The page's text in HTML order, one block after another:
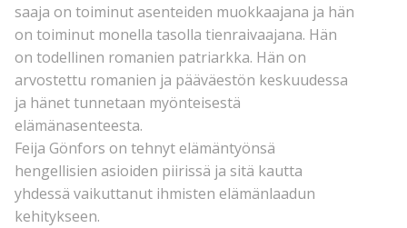
saaja on toiminut asenteiden muokkaajana ja hän
on toiminut monella tasolla tienraivaajana. Hän
on todellinen romanien patriarkka. Hän on
arvostettu romanien ja pääväestön keskuudessa
ja hänet tunnetaan myönteisestä
elämänasenteesta.
Feija Gönfors on tehnyt elämäntyönsä
hengellisien asioiden piirissä ja sitä kautta
yhdessä vaikuttanut ihmisten elämänlaadun
kehitykseen.